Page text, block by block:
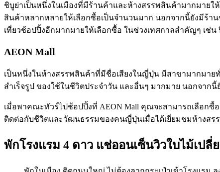
ชิบูย่าเป็นหนึ่งในเมืองที่มีร้านค้าและห้างสรรพสินค้ามากมายใ
สินค้าหลากหลายให้เลือกซื้อเป็นจำนวนมาก นอกจากนี้ยังมีร้
เที่ยวช้อปปิ้งอีกมากมายให้เลือกซื้อ ในช่วงเทศกาลสำคัญๆ เ
AEON Mall
เป็นหนึ่งในห้างสรรพสินค้าที่มีชื่อเสียงในญี่ปุ่น มีสาขามากมาย
สำเร็จรูป ของใช้ในชีวิตประจำวัน และอื่นๆ มากมาย นอกจา
เมื่อพาคณะทัวร์ไปช้อปปิ้งที่ AEON Mall คุณจะสามารถเลือก
ติดต่อกับชีวิตและวัฒนธรรมของคนญี่ปุ่นเมื่อได้เยี่ยมชมห้างสร
พักโรงแรม 4 ดาว แช่ออนเซ็นวิวใบไม้เปลี่